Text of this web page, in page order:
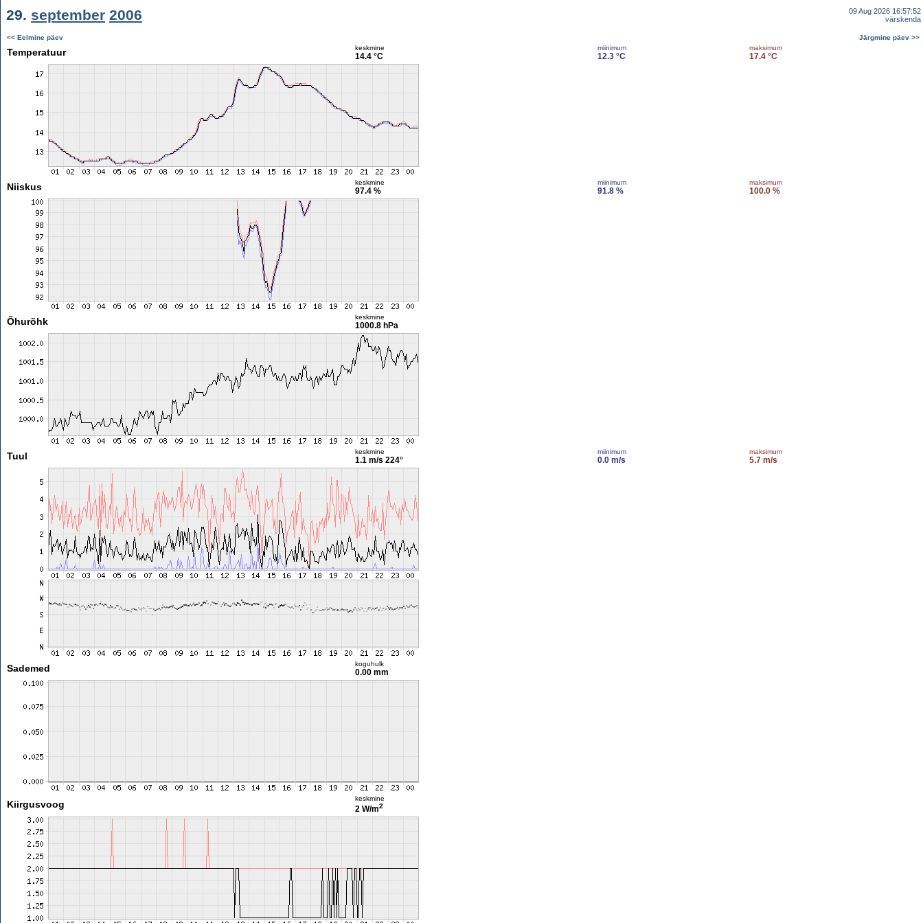
29. september 2006
09 Aug 2026 16:57:52
värskenda
<< Eelmine päev Järgmine päev >>
Temperatuur keskmine
14.4 °C
miinimum
12.3 °C
maksimum
17.4 °C
Niiskus keskmine
97.4 %
miinimum
91.8 %
maksimum
100.0 %
Õhurõhk keskmine
1000.8 hPa
Tuul keskmine
1.1 m/s 224°
miinimum
0.0 m/s
maksimum
5.7 m/s
Sademed koguhulk
0.00 mm
Kiirgusvoog
keskmine
2 W/m2